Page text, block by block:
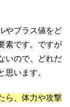
やプラス値をど
素です。ですが
いので、どれだ
思います。
ら、体力や攻撃